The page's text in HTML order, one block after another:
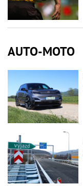
AUTO-MOTO